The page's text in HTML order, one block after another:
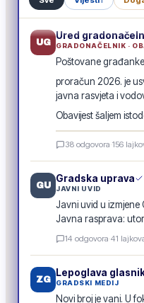
UG
Ured
GRADONAČELNIK ·
Poštovane
proračun 2026. je
javna rasvjeta i
Obavijest šaljem
GRADSKA
Raspodjela
38 odgovora·156
GU
Gradska uprava
JAVNI UVID
Javni uvid u izmjene
Javna rasprava:
14 odgovora·41
ZG
Lepoglava
GRADSKI MEDIJ
Novi broj je vani. U